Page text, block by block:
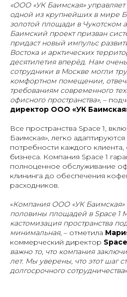
«ООО «УК Баимская»
одной из крупнейших в мире
золотой площади в Чукотском
Баимский проект призван
придаст новый импульс
Востока и арктических
десятилетия вперёд. Нам
сотрудники в Москве могли
комфортном помещении,
требованиям современного
офисного пространства», –
директор ООО «УК
Все пространства Space 1,
Баимская», легко
потребности каждого клиента,
бизнеса. Компания Space 1
полноценное обслуживание
клининга до обеспечения
расходников.
«Компания ООО «УК Баимская»
половины площадей в Space 1
кастомизация пространства
минимальная, – отметила
коммерческий директор
важно то, что компания
лет. Мы уверены, что этот шаг
долгосрочного сотрудничества